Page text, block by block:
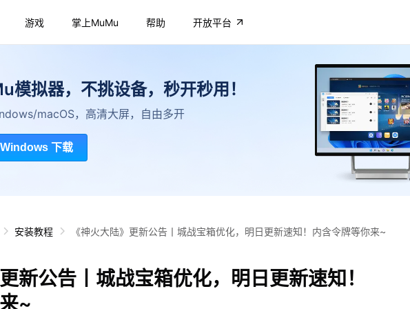
游戏 掌上MuMu 帮助 开放平台
模拟器，不挑设备，秒开秒用！
macOS，高清大屏，自由多开
Windows 下载
安装教程 《神火大陆》更新公告丨城战宝箱优化，明日更新速知！内含令牌等你来~
新公告丨城战宝箱优化，明日更新速知！
~